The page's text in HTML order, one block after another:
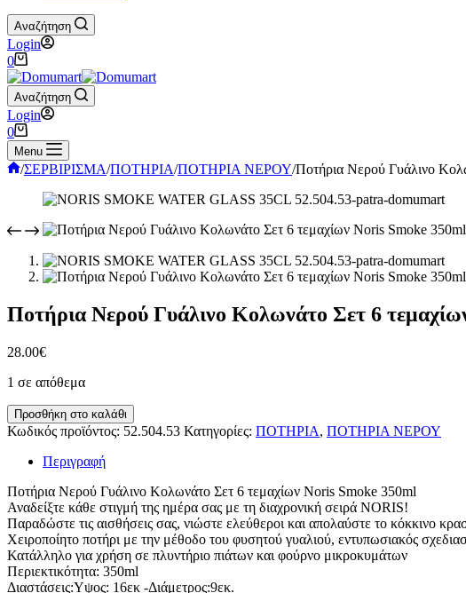
Αναζήτηση
Login
Καλάθι
Αγορών
0
Αναζήτηση
Login
Καλάθι
Αγορών
0
Menu
Αρχική
/ΣΕΡΒΙΡΙΣΜΑ/ΠΟΤΗΡΙΑ/ΠΟΤΗΡΙΑ ΝΕΡΟΥ/Ποτήρια Νερού Γυάλινο
Ποτήρια Νερού Γυάλινο Κολωνάτο Σετ 6
28.00€
1 σε απόθεμα
Ποτήρια
Νερού
Κολωνάτο
6
τεμαχίων
Noris
Smoke
350ml
ποσότητα
Προσθήκη στο καλάθι
Κωδικός προϊόντος: 52.504.53 Κατηγορίες: ΠΟΤΗΡΙΑ, ΠΟΤΗΡΙΑ ΝΕΡΟΥ
Περιγραφή
Ποτήρια Νερού Γυάλινο Κολωνάτο Σετ 6 τεμαχίων Noris Smoke 350ml
Αναδείξτε κάθε στιγμή της ημέρα σας με τη διαχρονική σειρά NORIS!
Παραδώστε τις αισθήσεις σας, νιώστε ελεύθεροι και απολαύστε το κόκκινο
Χειροποίητο ποτήρι με την μέθοδο του φυσητού γυαλιού, εντυπωσιακός
Κατάλληλο για χρήση σε πλυντήριο πιάτων και φούρνο μικροκυμάτων
Περιεκτικότητα: 350ml
Διαστάσεις:Υψος: 16εκ -Διάμετρος:9εκ.